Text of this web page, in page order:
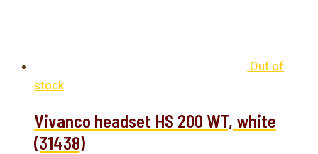
Out of
stock
Vivanco headset HS 200 WT, white
(31438)